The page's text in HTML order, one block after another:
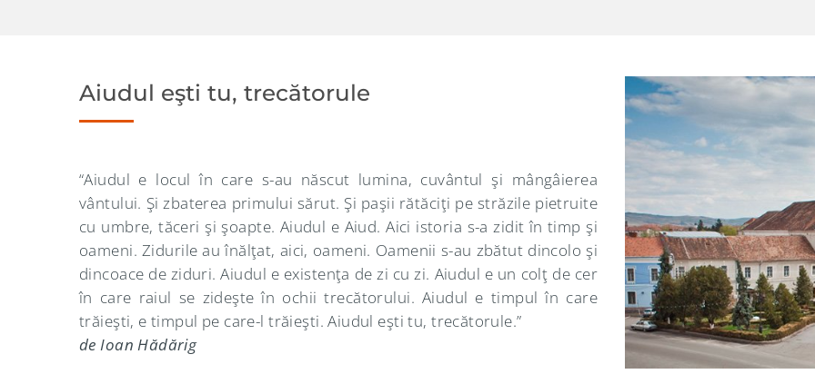
Aiudul eşti tu, trecătorule
“Aiudul e locul în care s-au născut lumina, cuvântul şi mângâierea
vântului. Şi zbaterea primului sărut. Şi paşii rătăciţi pe străzile pietruite
cu umbre, tăceri şi şoapte. Aiudul e Aiud. Aici istoria s-a zidit în timp şi
oameni. Zidurile au înălţat, aici, oameni. Oamenii s-au zbătut dincolo şi
dincoace de ziduri. Aiudul e existenţa de zi cu zi. Aiudul e un colţ de cer
în care raiul se zideşte în ochii trecătorului. Aiudul e timpul în care
trăieşti, e timpul pe care-l trăieşti. Aiudul eşti tu, trecătorule.”
de Ioan Hădărig